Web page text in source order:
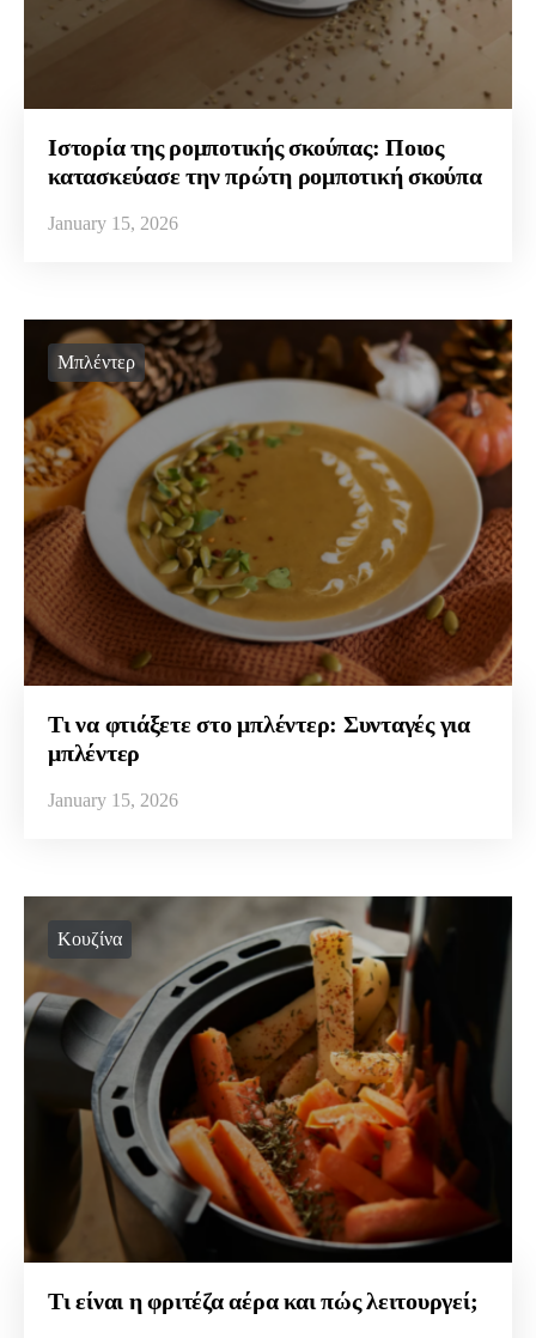
Ιστορία της ρομποτικής σκούπας: Ποιος
κατασκεύασε την πρώτη ρομποτική σκούπα
January 15, 2026
Μπλέντερ
Τι να φτιάξετε στο μπλέντερ: Συνταγές για
μπλέντερ
January 15, 2026
Κουζίνα
Τι είναι η φριτέζα αέρα και πώς λειτουργεί;